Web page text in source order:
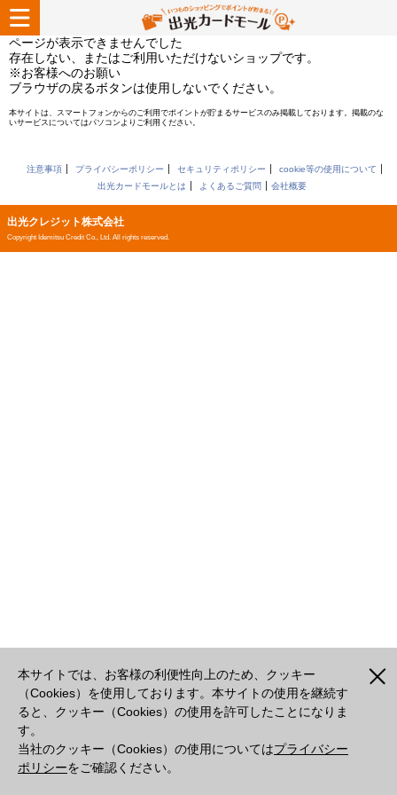
本サイトでは、お客様の利便性向上のため、クッキー
（Cookies）を使用しております。本サイトの使用を継続す
ると、クッキー（Cookies）の使用を許可したことになりま
す。
当社のクッキー（Cookies）の使用についてはプライバシー
ポリシーをご確認ください。
ページが表示できませんでした
存在しない、またはご利用いただけないショップです。
※お客様へのお願い
ブラウザの戻るボタンは使用しないでください。
本サイトは、スマートフォンからのご利用でポイントが貯まるサービスのみ掲載しております。掲載のな
いサービスについてはパソコンよりご利用ください。
注意事項 プライバシーポリシー セキュリティポリシー
cookie等の使用について
出光カードモールとは
よくあるご質問 会社概要
出光クレジット株式会社
Copyright Idemitsu Credit Co., Ltd. All rights reserved.